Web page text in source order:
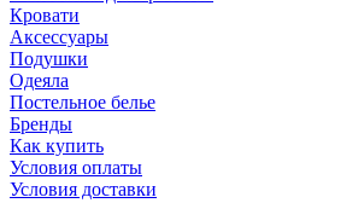
Кровати
Аксессуары
Подушки
Одеяла
Постельное белье
Бренды
Как купить
Условия оплаты
Условия доставки